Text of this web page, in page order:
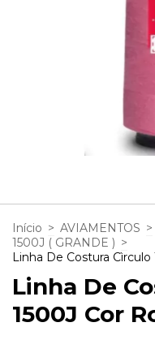
Início > AVIAMENTOS >
1500J ( GRANDE ) >
Linha De Costura Cìrculo
Linha De
1500J Cor